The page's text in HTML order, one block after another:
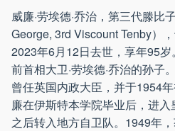
威廉·劳埃德·乔治，第三代滕比
George, 3rd Viscount Tenby）
2023年6月12日去世，享年95岁
前首相大卫·劳埃德·乔治的孙子
曾任英国内政大臣，并于1954
廉在伊斯特本学院毕业后，进入
之后转入地方自卫队。1949年